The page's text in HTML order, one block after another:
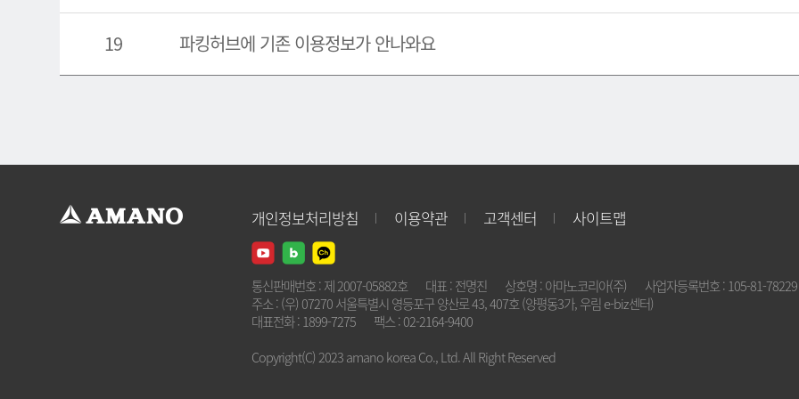
19 파킹허브에 기존 이용정보가 안나와요
개인정보처리방침 이용약관 고객센터 사이트맵
통신판매번호 : 제 2007-05882호 대표 : 전명진 상호명 : 아마노코리아(주)
사업자등록번호 : 105-81-78229
주소 : (우) 07270 서울특별시 영등포구 양산로 43, 407호 (양평동3가, 우림 e-biz센터)
대표전화 : 1899-7275
팩스 : 02-2164-9400
Copyright(C) 2023 amano korea Co., Ltd. All Right Reserved